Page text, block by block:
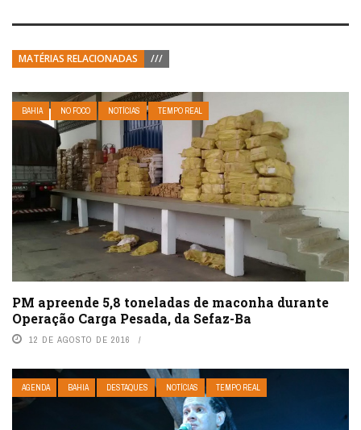
MATÉRIAS RELACIONADAS ///
BAHIA NO FOCO NOTÍCIAS TEMPO REAL
PM apreende 5,8 toneladas de maconha durante
Operação Carga Pesada, da Sefaz-Ba
12 DE AGOSTO DE 2016
AGENDA BAHIA DESTAQUES NOTÍCIAS TEMPO REAL